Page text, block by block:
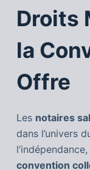
Droits
la
Offre
Les notaires
dans l’univers
convention